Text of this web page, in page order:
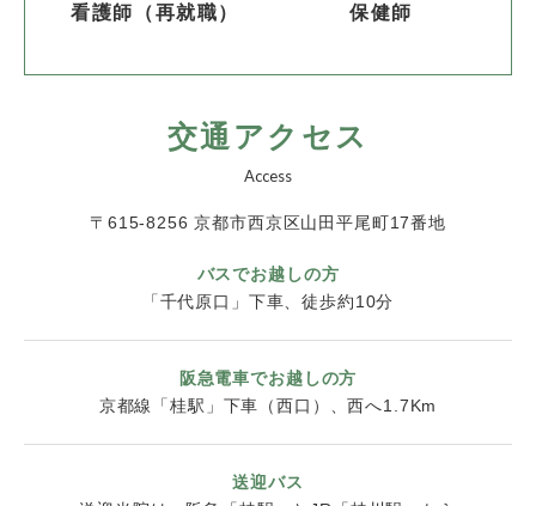
看護師（再就職） 保健師
交通アクセス
Access
〒615-8256 京都市西京区山田平尾町17番地
バスでお越しの方
「千代原口」下車、徒歩約10分
阪急電車でお越しの方
京都線「桂駅」下車（西口）、西へ1.7Km
送迎バス